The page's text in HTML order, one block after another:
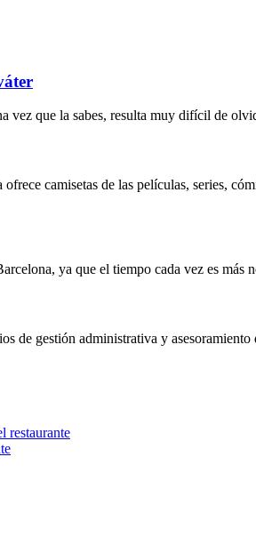
vez que la sabes, resulta muy difícil de
camisetas de las películas, series,
ya que el tiempo cada vez es más
de gestión administrativa y
restaurante